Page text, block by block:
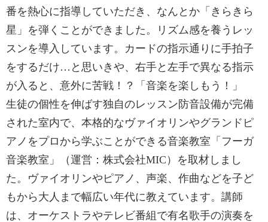
番を熱心に指導していただき、なんとか「きらきら
星」を弾くことができました。リズム感を養うレッ
スンを導入しています。カードの指示通りに手拍子
をするだけ…と思いきや、右手と左手で異なる指示
が入ると、意外に苦戦！？「音楽を楽しもう！」
生徒の個性を伸ばす独自のレッスン防音設備が完備
された室内で、本格的なヴァイオリンやグランドピ
アノをプロから学ぶことができる音楽教室「フーガ
音楽教室」（運営：株式会社MIC）を取材しまし
た。ヴァイオリンやピアノ、声楽、作曲などを子ど
もから大人まで幅広い年代に教えています。講師
は、オーケストラやテレビ番組で有名歌手の演奏を